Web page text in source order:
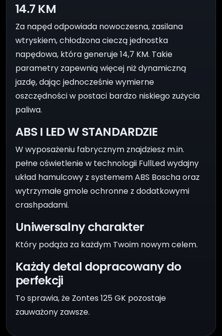
14.7 KM
Za napęd odpowiada nowoczesna, zasilana
wtryskiem, chłodzona cieczą jednostka
napędowa, która generuje 14,7 KM. Takie
parametry zapewnią więcej niż dynamiczną
jazdę, dając jednocześnie wymierne
oszczędności w postaci bardzo niskiego zużycia
paliwa.
ABS I LED W STANDARDZIE
W wyposażeniu fabrycznym znajdziesz m.in.
pełne oświetlenie w technologii FullLed wydajny
układ hamulcowy z systemem ABS Boscha oraz
wytrzymałe gmole ochronne z dodatkowymi
crashpadami.
Uniwersalny charakter
Który podąża za każdym Twoim nowym celem.
Każdy detal dopracowany do
perfekcji
To sprawia, że Zontes 125 GK pozostaje
zauważony zawsze.